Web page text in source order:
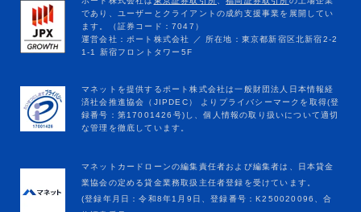
マネットカードローンの編集責任者および編集者は、日本貸金
業協会の定める貸金業務取扱主任者登録を受けています。
(登録年月日：令和8年1月9日、登録番号：K250020096、合